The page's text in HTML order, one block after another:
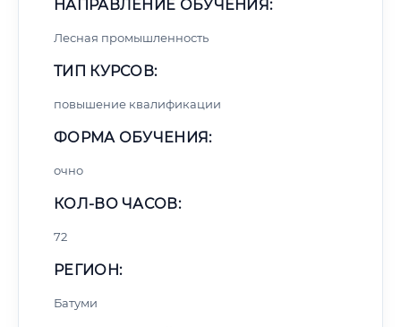
НАПРАВЛЕНИЕ ОБУЧЕНИЯ:
Лесная промышленность
ТИП КУРСОВ:
повышение квалификации
ФОРМА ОБУЧЕНИЯ:
очно
КОЛ-ВО ЧАСОВ:
72
РЕГИОН:
Батуми